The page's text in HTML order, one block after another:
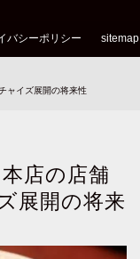
バシーポリシー sitemap
ャイズ展開の将来性
店の店舗
展開の将来